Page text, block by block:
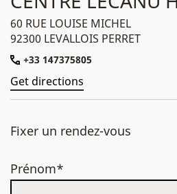
60 RUE LOUISE MICHEL
92300 LEVALLOIS PERRET
+33 147375805
Get directions
Fixer un rendez-vous
Prénom*